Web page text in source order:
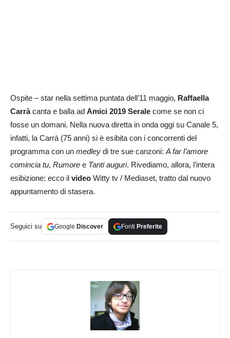
Ospite – star nella settima puntata dell’11 maggio, Raffaella
Carràcanta e balla ad Amici 2019 Serale come se non ci
fosse un domani. Nella nuova diretta in onda oggi su Canale 5,
infatti, la Carrà (75 anni) si è esibita con i concorrenti del
programma con un medley di tre sue canzoni:A far l’amore
comincia tu, Rumore e Tanti auguri. Rivediamo, allora, l’intera
esibizione: ecco il video Witty tv / Mediaset, tratto dal nuovo
appuntamento di stasera.
Seguici su Google Discover Fonti Preferite